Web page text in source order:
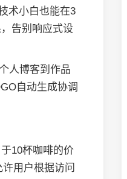
术小白也能在3
告别响应式设
人博客到作品
自动生成协调
10杯咖啡的价
用户根据访问